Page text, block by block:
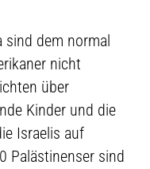
sind dem normal
nicht
über
Kinder und die
Israelis auf
Palästinenser sind